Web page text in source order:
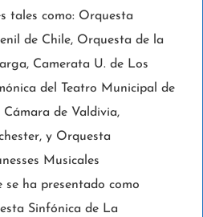
tales como: Orquesta
de Chile, Orquesta de la
Camerata U. de Los
del Teatro Municipal de
de Valdivia,
y Orquesta
Musicales
se ha presentado como
Sinfónica de La